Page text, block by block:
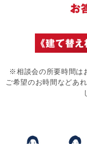
※相談会の所要時間は
ご希望のお時間などあ